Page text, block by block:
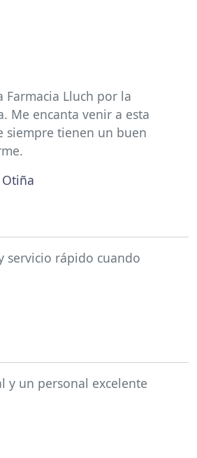
Farmacia Lluch por la
Me encanta venir a esta
siempre tienen un buen
servicio rápido cuando
y un personal excelente